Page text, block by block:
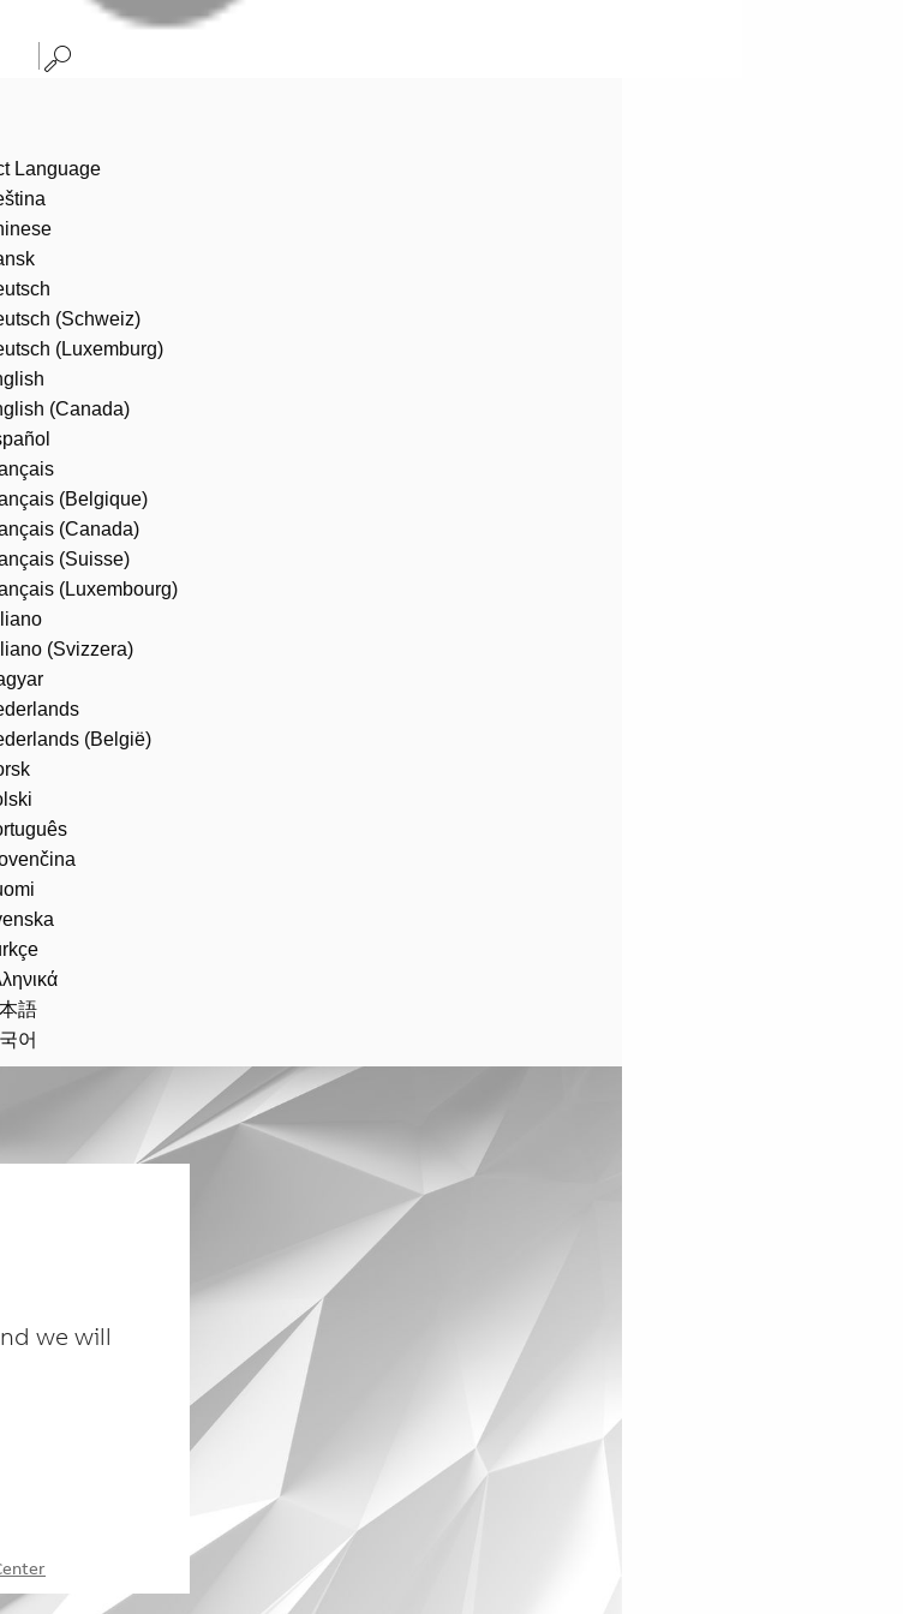
Language
(Schweiz)
(Luxemburg)
(Canada)
(Belgique)
(Canada)
(Suisse)
(Luxembourg)
(Svizzera)
(België)
語
어
we will